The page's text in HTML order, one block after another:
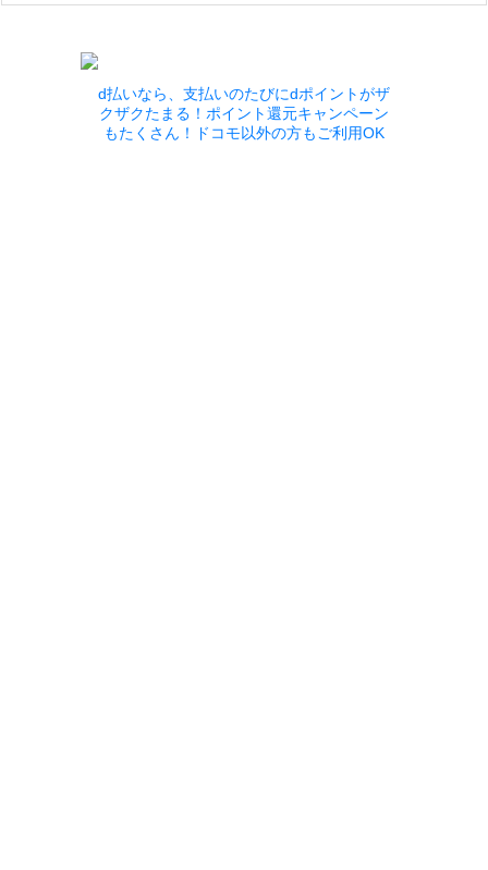
d払いなら、支払いのたびにdポイントがザ
クザクたまる！ポイント還元キャンペーン
もたくさん！ドコモ以外の方もご利用OK